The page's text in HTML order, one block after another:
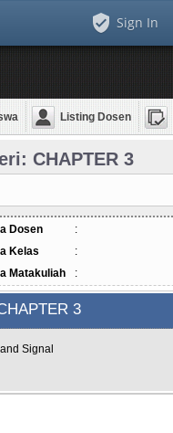
Sign In
Listing Dosen
CHAPTER 3
Dosen
:
Kelas
:
Matakuliah
:
3
Signal